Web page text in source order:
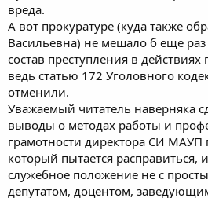
вреда.
А вот прокуратуре (куда также
Васильевна) не мешало б еще раз
состав преступления в действиях
ведь статью 172 Уголовного
отменили.
Уважаемый читатель наверняка
выводы о методах работы и
грамотности директора СИ МАУП
который пытается расправиться,
служебное положение не с
депутатом, доцентом,